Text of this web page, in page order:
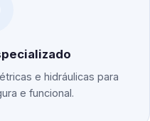
e hidráulicas para
e funcional.